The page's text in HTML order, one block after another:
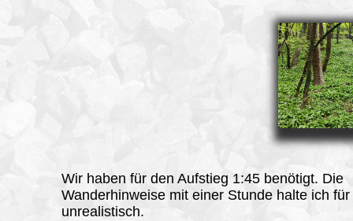
Wir haben für den Aufstieg 1:45 benötigt. Die
Wanderhinweise mit einer Stunde halte ich
unrealistisch.